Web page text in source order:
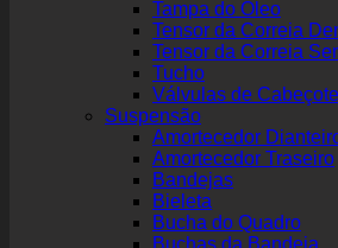
Tampa do Óleo
Tensor da Correia
Tensor da Correia
Tucho
Válvulas de Cabeçote
Suspensão
Amortecedor
Amortecedor Traseiro
Bandejas
Bieleta
Bucha do Quadro
Buchas da Bandeja